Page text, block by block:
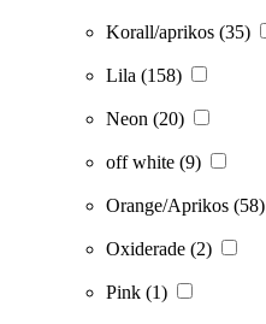
Korall/aprikos (35)
Lila (158)
Neon (20)
off white (9)
Orange/Aprikos (58)
Oxiderade (2)
Pink (1)